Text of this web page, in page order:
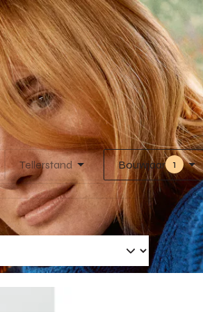
Tellerstand Bouwjaar 1